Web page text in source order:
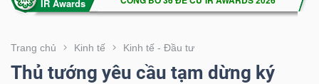
Trang chủ Kinh tế Kinh tế - Đầu tư
Thủ tướng yêu cầu tạm dừng ký
VIETSTOCK